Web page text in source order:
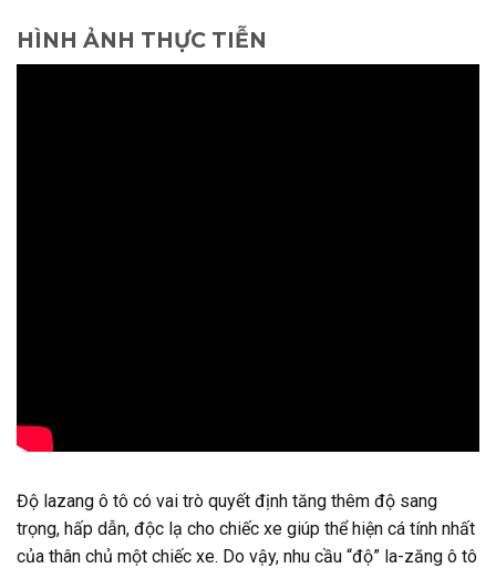
HÌNH ẢNH THỰC TIỄN
Độ lazang ô tô có vai trò quyết định tăng thêm độ sang
trọng, hấp dẫn, độc lạ cho chiếc xe giúp thể hiện cá tính nhất
của thân chủ một chiếc xe. Do vậy, nhu cầu “độ” la-zăng ô tô